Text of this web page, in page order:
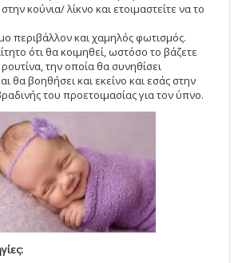
κούνια/ λίκνο και ετοιμαστείτε να το
περιβάλλον και χαμηλός φωτισμός.
ότι θα κοιμηθεί, ωστόσο το βάζετε
την οποία θα συνηθίσει
θα βοηθήσει και εκείνο και εσάς στην
του προετοιμασίας για τον ύπνο.